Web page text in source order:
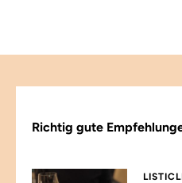
Richtig gute